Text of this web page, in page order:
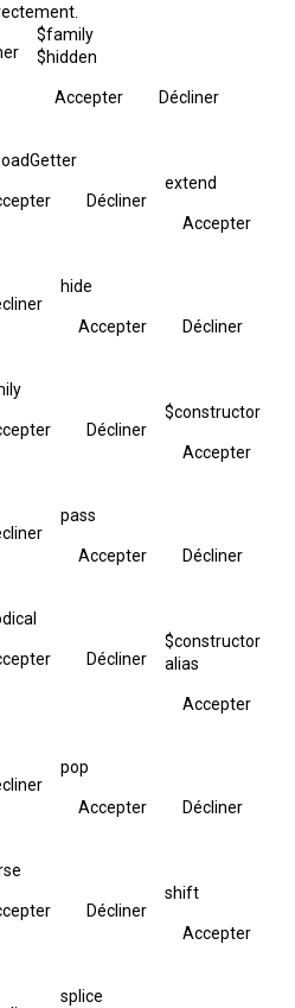
$family
$hidden
Accepter Décliner
Décliner
extend
Accepter
hide
Accepter Décliner
Décliner
$constructor
Accepter
pass
Accepter Décliner
Décliner
$constructor
alias
Accepter
pop
Accepter Décliner
Décliner
shift
Accepter
splice